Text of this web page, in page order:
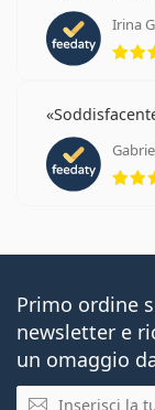
Irina
Primo ordine
newsletter e
un omaggio
E-mail